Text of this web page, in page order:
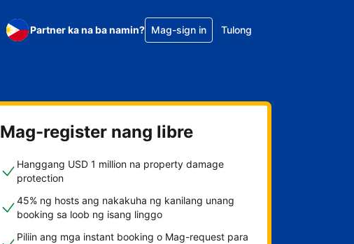
Partner ka na ba namin? Mag-sign in Tulong
Mag-register nang libre
Hanggang USD 1 million na property damage
protection
45% ng hosts ang nakakuha ng kanilang unang
booking sa loob ng isang linggo
Piliin ang mga instant booking o Mag-request para